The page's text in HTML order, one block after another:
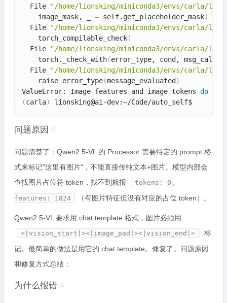
  File
"/home/lionsking/miniconda3/envs/carla/lib/
    image_mask, _
= self.get_placeholder_mask(
  File
"/home/lionsking/miniconda3/envs/carla/lib/
    torch_compilable_check
(
  File
"/home/lionsking/miniconda3/envs/carla/
    torch._check_with
(error_type, cond,
  File
"/home/lionsking/miniconda3/envs/carla/
    raise error_type
(message_evaluated )
ValueError: Image features and image tokens do
(carla) lionsking@ai-dev:~/Code/auto_self$
问题原因 #
问题清楚了：Qwen2.5-VL 的 Processor 需要特定的 prompt 格
式来标记"这里有图片"，不能直接传纯文本+图片。模型内部会
查找图片占位符 token，找不到就报
tokens: 0,
features: 1824 （有图片特征但没有对应的占位 token）。
Qwen2.5-VL 要求用 chat template 格式，图片必须用
<|vision_start|><|image_pad|><|vision_end|>
标
记。最简单的做法是用它的 chat template。修复了。问题原因
和修复方式总结：
为什么报错 #